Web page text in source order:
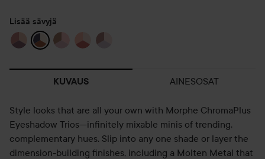
Lisää sävyjä
KUVAUS AINESOSAT
Style looks that are all your own with Morphe ChromaPlus
Eyeshadow Trios—infinitely mixable minis of trending,
complementary hues. Slip into any one shade or layer the
dimension-building finishes, including a Molten Metal that